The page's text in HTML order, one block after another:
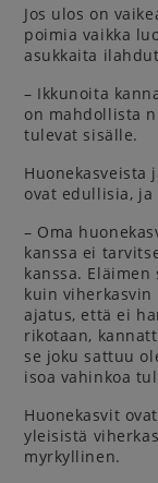
Jos ulos on
poimia vaikka
asukkaita
– Ikkunoita
on mahdollista
tulevat sisälle.
Huonekasveista
ovat edullisia,
– Oma
kanssa ei
kanssa.
kuin viherkasvin
ajatus, että ei
rikotaan,
se joku sattuu
isoa vahinkoa
Huonekasvit
yleisistä
myrkyllinen.